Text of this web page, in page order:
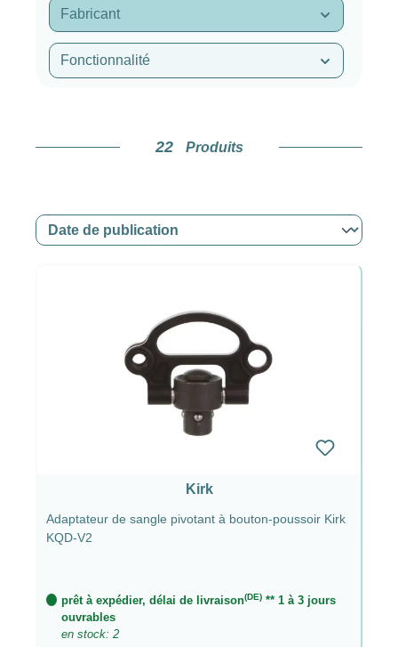
Fabricant
Fonctionnalité
22 Produits
Kirk
Adaptateur de sangle pivotant à bouton-poussoir Kirk
KQD-V2
prêt à expédier, délai de livraison(DE) ** 1 à 3 jours
ouvrables
en stock: 2